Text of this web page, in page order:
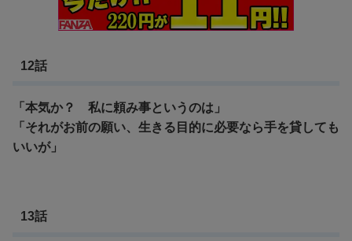
12話
「本気か？ 私に頼み事というのは」
「それがお前の願い、生きる目的に必要なら手を貸しても
いいが」
13話